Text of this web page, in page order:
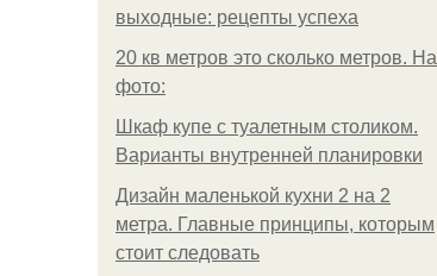
выходные: рецепты успеха
20 кв метров это сколько метров. На
фото:
Шкаф купе с туалетным столиком.
Варианты внутренней планировки
Дизайн маленькой кухни 2 на 2
метра. Главные принципы, которым
стоит следовать